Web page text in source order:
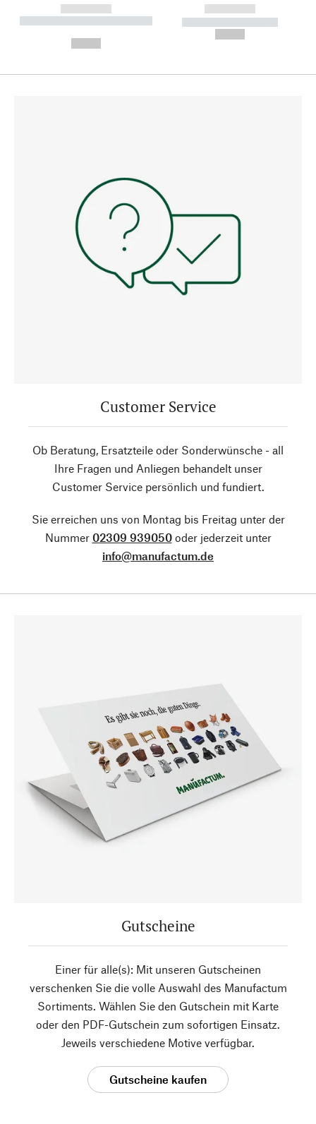
------------
----------- ----------- --------
------------
----------- -----------
Customer Service
Ob Beratung, Ersatzteile oder Sonderwünsche - all
Ihre Fragen und Anliegen behandelt unser
Customer Service persönlich und fundiert.
Sie erreichen uns von Montag bis Freitag unter der
Nummer 02309 939050oder jederzeit unter
info@manufactum.de
Gutscheine
Einer für alle(s): Mit unseren Gutscheinen
verschenken Sie die volle Auswahl des Manufactum
Sortiments. Wählen Sie den Gutschein mit Karte
oder den PDF-Gutschein zum sofortigen Einsatz.
Jeweils verschiedene Motive verfügbar.
Gutscheine kaufen